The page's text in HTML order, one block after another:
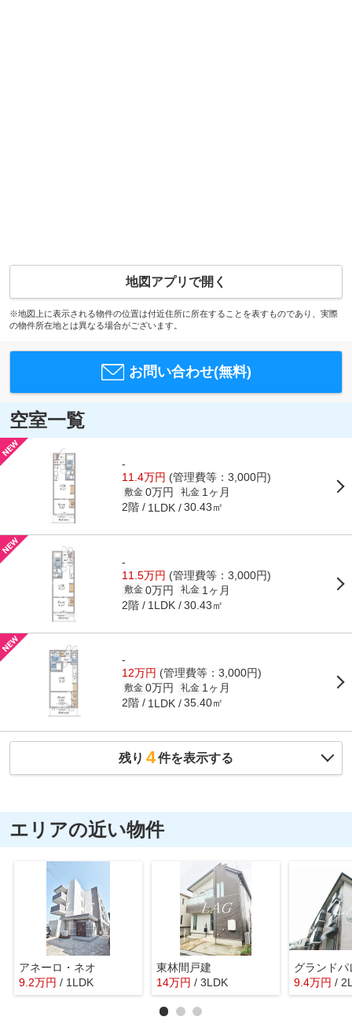
地図アプリで開く
※地図上に表示される物件の位置は付近住所に所在することを表すものであり、実際
の物件所在地とは異なる場合がございます。
お問い合わせ(無料)
空室一覧
-
11.4万円 (管理費等：3,000円)
敷金 0万円 礼金 1ヶ月
2階 1LDK 30.43㎡
-
11.5万円 (管理費等：3,000円)
敷金 0万円 礼金 1ヶ月
2階 1LDK 30.43㎡
-
12万円 (管理費等：3,000円)
敷金 0万円 礼金 1ヶ月
2階 1LDK 35.40㎡
残り 4件を表示する
エリアの近い物件
アネーロ・ネオ
9.2万円 / 1LDK
東林間戸建
14万円 / 3LDK
グランドパ
9.4万円 /